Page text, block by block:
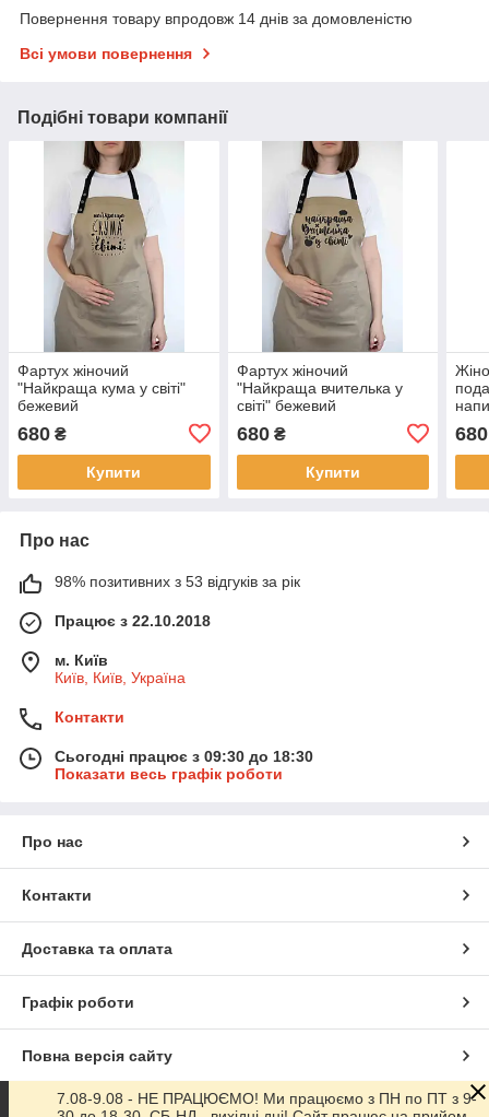
Повернення товару впродовж 14 днів за домовленістю
Всі умови повернення
Подібні товари компанії
Фартух жіночий
"Найкраща кума у світі"
бежевий
680 ₴
Купити
Фартух жіночий
"Найкраща вчителька у
світі" бежевий
680₴
Купити
680
Про нас
98% позитивних з 53 відгуків за рік
Працює з 22.10.2018
м. Київ
Київ, Київ, Україна
Контакти
Сьогодні працює з 09:30 до 18:30
Показати весь графік роботи
Про нас
Контакти
Доставка та оплата
Графік роботи
Повна версія сайту
Сайт створено на маркетплейсіProm.ua
7.08-9.08 - НЕ ПРАЦЮЄМО! Ми працюємо з ПН по ПТ з 9-